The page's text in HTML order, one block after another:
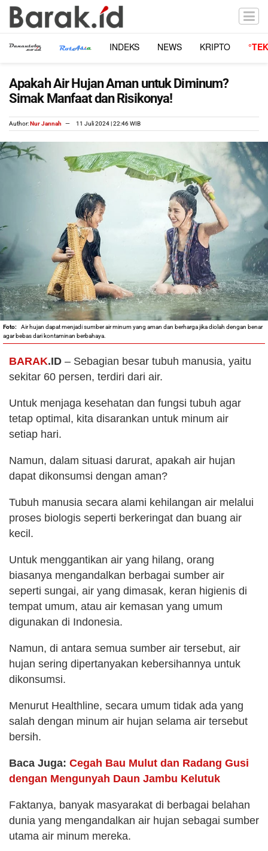
INDEKS NEWS KRIPTO
Apakah Air Hujan Aman untuk Diminum?
Simak Manfaat dan Risikonya!
Author:Nur Jannah 11 Juli 2024 | 22:46 WIB
Air hujan dapat menjadi sumber air minum yang aman dan berharga jika diolah dengan benar
agar bebas dari kontaminan berbahaya.
BARAK.ID – Sebagian besar tubuh manusia, yaitu
sekitar 60 persen, terdiri dari air.
Untuk menjaga kesehatan dan fungsi tubuh agar
tetap optimal, kita disarankan untuk minum air
setiap hari.
Namun, dalam situasi darurat, apakah air hujan
dapat dikonsumsi dengan aman?
Tubuh manusia secara alami kehilangan air melalui
proses biologis seperti berkeringat dan buang air
kecil.
Untuk menggantikan air yang hilang, orang
biasanya mengandalkan berbagai sumber air
seperti sungai, air yang dimasak, keran higienis di
tempat umum, atau air kemasan yang umum
digunakan di Indonesia.
Namun, di antara semua sumber air tersebut, air
hujan sering dipertanyakan kebersihannya untuk
dikonsumsi.
Menurut Healthline, secara umum tidak ada yang
salah dengan minum air hujan selama air tersebut
bersih.
Baca Juga: Cegah Bau Mulut dan Radang Gusi
dengan Mengunyah Daun Jambu Kelutuk
Faktanya, banyak masyarakat di berbagai belahan
dunia yang mengandalkan air hujan sebagai sumber
utama air minum mereka.